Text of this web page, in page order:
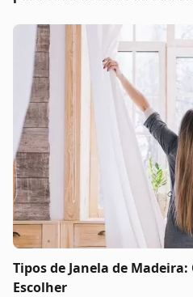
Tipos de Janela de Madeira:
Escolher